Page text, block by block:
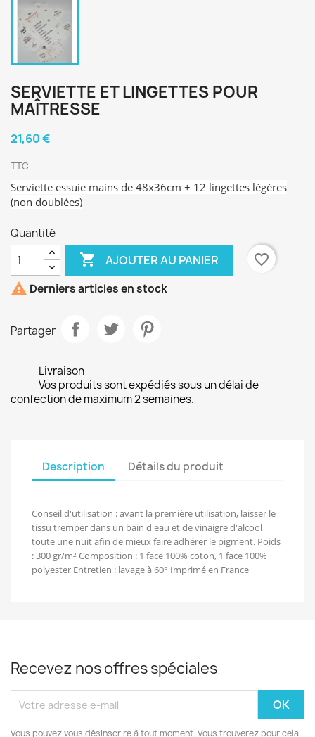
SERVIETTE ET LINGETTES POUR
MAÎTRESSE
21,60 €
TTC
Serviette essuie mains de 48x36cm + 12 lingettes légères
(non doublées)
Quantité
 AJOUTER AU PANIER
favorite_border
 Derniers articles en stock
Partager
Livraison
Vos produits sont expédiés sous un délai de
confection de maximum 2 semaines.
Description Détails du produit
Conseil d'utilisation : avant la première utilisation, laisser le
tissu tremper dans un bain d'eau et de vinaigre d'alcool
toute une nuit afin de mieux faire adhérer le pigment. Poids
: 300 gr/m² Composition : 1 face 100% coton, 1 face 100%
polyester Entretien : lavage à 60° Imprimé en France
Recevez nos offres spéciales
Vous pouvez vous désinscrire à tout moment. Vous trouverez pour cela